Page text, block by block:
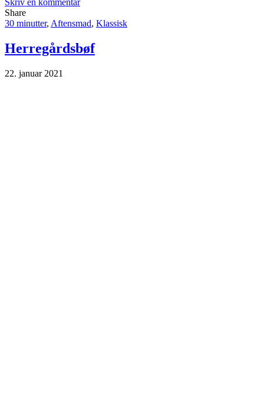
Share
30 minutter, Aftensmad, Klassisk
Herregårdsbøf
22. januar 2021